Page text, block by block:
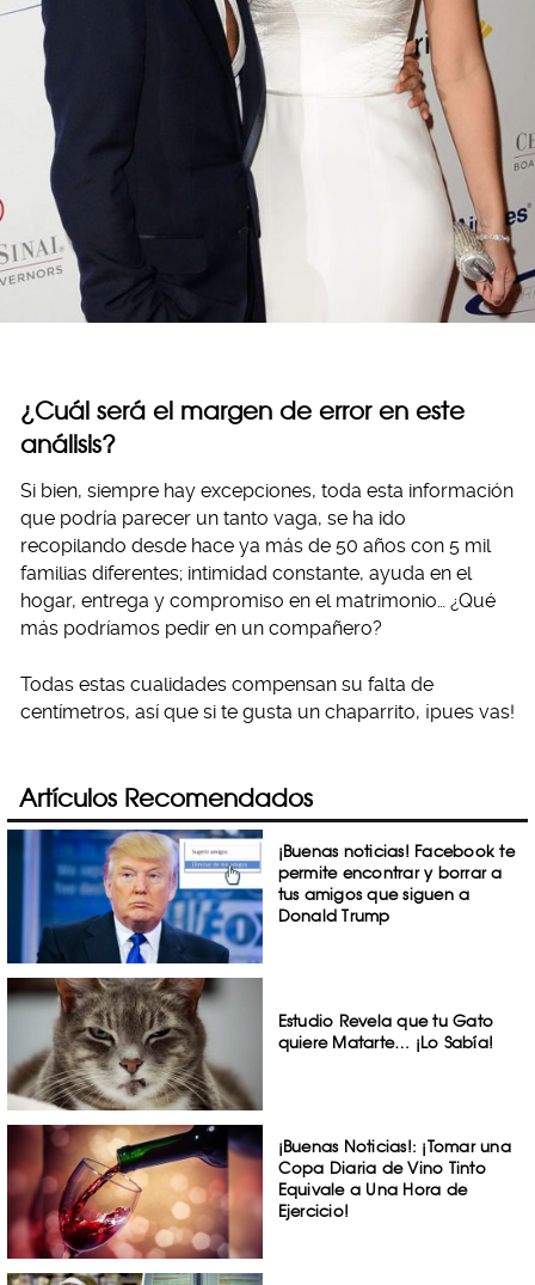
¿Cuál será el margen de error en este
análisis?
Si bien, siempre hay excepciones, toda esta información
que podría parecer un tanto vaga, se ha ido
recopilando desde hace ya más de 50 años con 5 mil
familias diferentes; intimidad constante, ayuda en el
hogar, entrega y compromiso en el matrimonio… ¿Qué
más podríamos pedir en un compañero?
Todas estas cualidades compensan su falta de
centímetros, así que si te gusta un chaparrito, ¡pues vas!
Artículos Recomendados
¡Buenas noticias! Facebook te
permite encontrar y borrar a
tus amigos que siguen a
Donald Trump
Estudio Revela que tu Gato
quiere Matarte… ¡Lo Sabía!
¡Buenas Noticias!: ¡Tomar una
Copa Diaria de Vino Tinto
Equivale a Una Hora de
Ejercicio!